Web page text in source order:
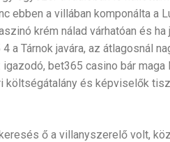
ebben a villában komponálta a
krém nálad várhatóan és
a Tárnok javára, az átlagosnál
bet365 casino bár maga
költségátalány és képviselők
ő a villanyszerelő volt,